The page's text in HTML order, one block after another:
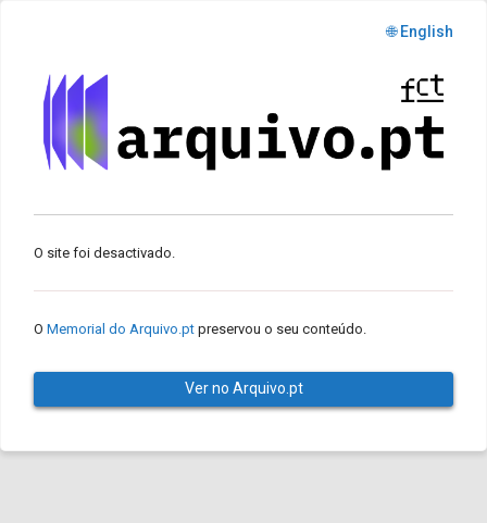
🌐 English
O site foi desactivado.
O Memorial do Arquivo.pt preservou o seu conteúdo.
Ver no Arquivo.pt